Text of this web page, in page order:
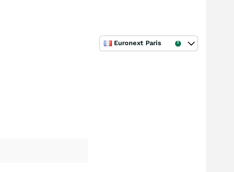
Euronext Paris